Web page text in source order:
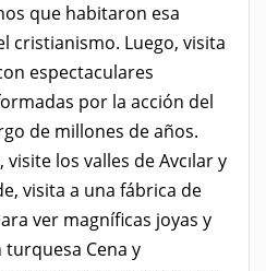
que habitaron esa
cristianismo. Luego, visita
espectaculares
por la acción del
de millones de años.
los valles de Avcılar y
visita a una fábrica de
ver magníficas joyas y
Cena y